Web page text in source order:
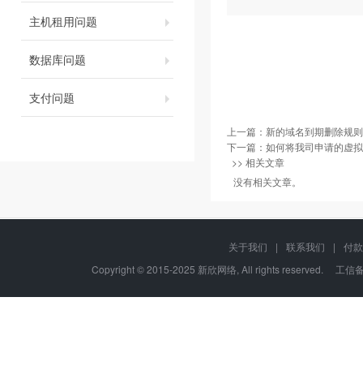
主机租用问题
数据库问题
支付问题
上一篇： 新的域名到期删除规
下一篇： 如何将我司申请的虚
>> 相关文章
没有相关文章。
关于我们 | 联系我们 |
付
Copyright © 2015-2025 新欣网络, All rights reserved. 工信